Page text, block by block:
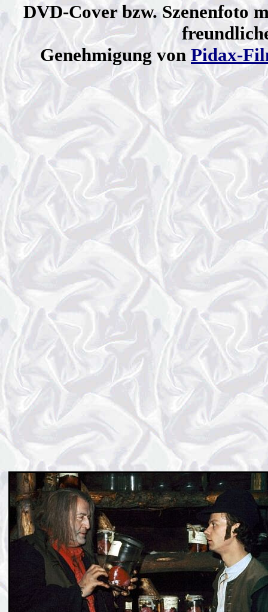
DVD-Cover bzw. Szenenfoto
Genehmigung von Pidax-